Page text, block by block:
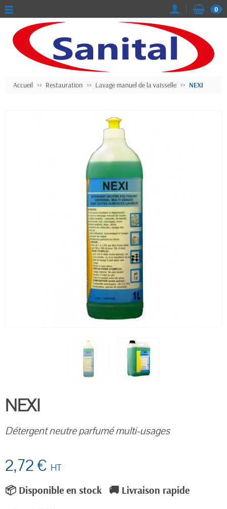
0
Accueil Restauration Lavage manuel de la vaisselle NEXI
NEXI
Détergent neutre parfumé multi-usages
2,72 € HT
📦 Disponible en stock 🚚 Livraison rapide